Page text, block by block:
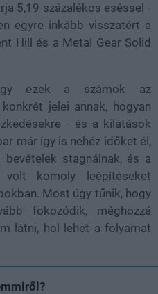
5,19 százalékos eséssel -
egyre inkább visszatért a
Hill és a Metal Gear Solid
ezek a számok az
jelei annak, hogyan
- és a kilátások
már így is nehéz időket él,
stagnálnak, és a
komoly leépítéseket
Most úgy tűnik, hogy
fokozódik, méghozzá
látni, hol lehet a folyamat